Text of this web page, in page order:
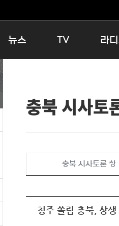
뉴스
보은
옥천
TV
인생내컷
테마기행 길
시청자 FLEX
특집프로그램
종영프로그램
라
16:00
우리 고
충북 시사토
충북 시사토론 창
청주 쏠림 충북, 상생